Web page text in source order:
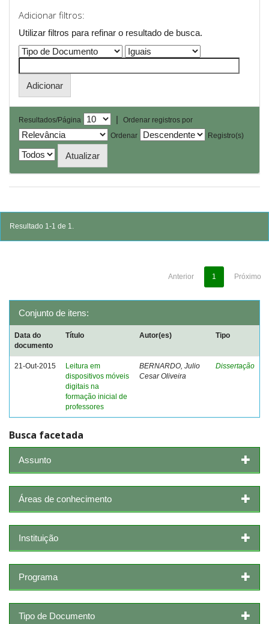
Adicionar filtros:
Utilizar filtros para refinar o resultado de busca.
Resultados/Página |
Ordenar registros por
Ordenar
Registro(s)
Resultado 1-1 de 1.
Anterior 1 Próximo
Conjunto de itens:
Data do
documento
Título Autor(es) Tipo
21-Out-2015
Leitura em
dispositivos móveis
digitais na
formação inicial de
professores
BERNARDO, Julio
Cesar Oliveira
Dissertação
Busca facetada
Assunto
Áreas de conhecimento
Instituição
Programa
Tipo de Documento